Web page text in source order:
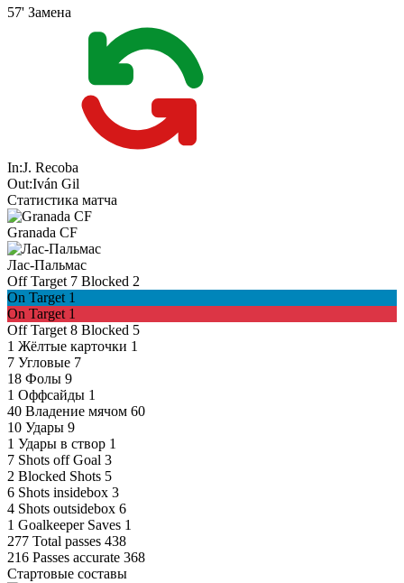
57' Замена
In:J. Recoba
Out:Iván Gil
Статистика матча
Granada CF
Лас-Пальмас
Off Target 7 Blocked 2
On Target 1
On Target 1
Off Target 8 Blocked 5
1 Жёлтые карточки 1
7 Угловые 7
18 Фолы 9
1 Оффсайды 1
40 Владение мячом 60
10 Удары 9
1 Удары в створ 1
7 Shots off Goal 3
2 Blocked Shots 5
6 Shots insidebox 3
4 Shots outsidebox 6
1 Goalkeeper Saves 1
277 Total passes 438
216 Passes accurate 368
Стартовые составы